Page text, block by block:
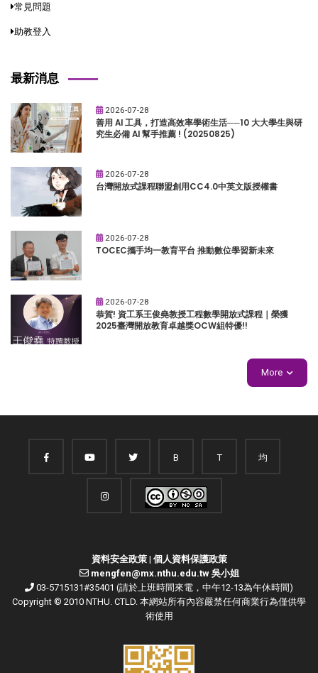
常見問題
助教登入
最新消息
2026-07-28
善用 AI 工具，打造高效率學術生活──10 大大學生與研
究生必備 AI 幫手推薦 ! (20250825)
2026-07-28
台灣開放式課程聯盟創用CC4.0中英文版授權書
2026-07-28
TOCEC攜手均一教育平台 推動數位學習新未來
2026-07-28
恭賀! 資工系王俊堯教授工程數學開放式課程｜榮獲
2025臺灣開放教育卓越獎OCW組特優!!
More
B T 均
資料安全政策| 個人資料保護政策
mengfen@mx.nthu.edu.tw 吳小姐
03-5715131#35401 (請於上班時間來電，中午12-13為午休時間)
Copyright © 2010 NTHU. CTLD. 本網站所有內容嚴禁任何商業行為僅供學
術使用